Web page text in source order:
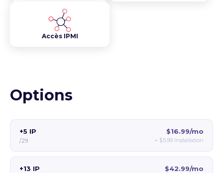
Accès IPMI
Options
+5 IP
/29
$16.99/mo
+ $5.99 Installation
+13 IP $42.99/mo